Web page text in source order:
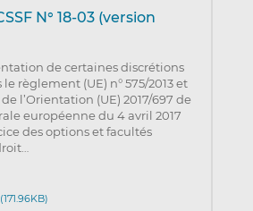
N° 18-03 (version
de certaines discrétions
règlement (UE) n° 575/2013 et
l’Orientation (UE) 2017/697 de
européenne du 4 avril 2017
des options et facultés